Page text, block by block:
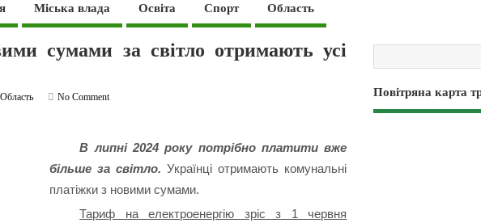
Міська влада Освіта Спорт Область
сумами за світло отримають усі
Область
No Comment
В липні 2024 року потрібно платити вже
більше за світло. Українці отримають комунальні
платіжки з новими сумами.
Тариф на електроенергію зріс з 1 червня
Повітряна карта